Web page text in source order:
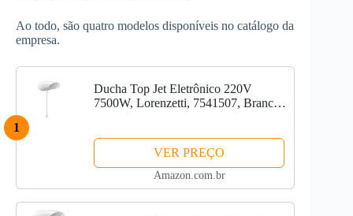
Ao todo, são quatro modelos disponíveis no catálogo da
empresa.
1
Ducha Top Jet Eletrônico 220V
7500W, Lorenzetti, 7541507, Branco,
VER PREÇO
Amazon.com.br